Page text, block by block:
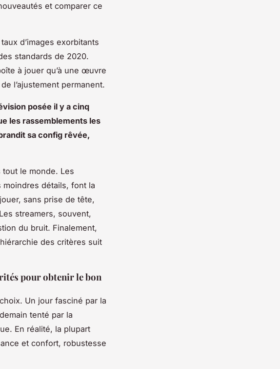
et comparer ce
d’images exorbitants
standards de 2020.
à jouer qu’à une œuvre
l’ajustement permanent.
posée il y a cinq
les rassemblements les
sa config rêvée,
le monde. Les
détails, font la
sans prise de tête,
streamers, souvent,
du bruit. Finalement,
des critères suit
pour obtenir le bon
Un jour fasciné par la
tenté par la
En réalité, la plupart
et confort, robustesse